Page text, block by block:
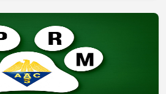
Chemical Society UPRM Chapter